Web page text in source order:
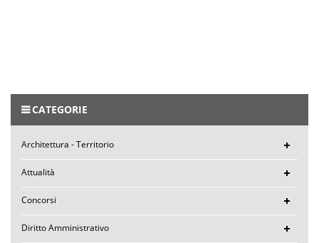
CATEGORIE
Architettura - Territorio
Attualità
Concorsi
Diritto Amministrativo